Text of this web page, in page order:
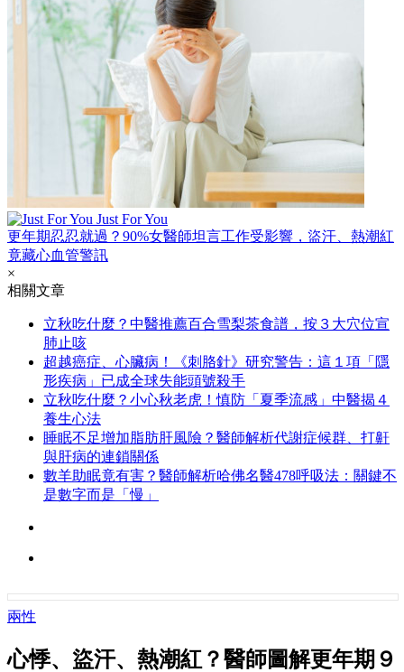
Just For You
更年期忍忍就過？90%女醫師坦言工作受影響，盜汗、熱潮紅
竟藏心血管警訊
×
相關文章
立秋吃什麼？中醫推薦百合雪梨茶食譜，按３大穴位宣
肺止咳
超越癌症、心臟病！《刺胳針》研究警告：這１項「隱
形疾病」已成全球失能頭號殺手
立秋吃什麼？小心秋老虎！慎防「夏季流感」中醫揭４
養生心法
睡眠不足增加脂肪肝風險？醫師解析代謝症候群、打鼾
與肝病的連鎖關係
數羊助眠竟有害？醫師解析哈佛名醫478呼吸法：關鍵不
是數字而是「慢」
兩性
心悸、盜汗、熱潮紅？醫師圖解更年期９